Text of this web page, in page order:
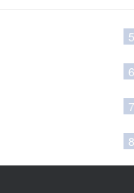
5
6
7
8